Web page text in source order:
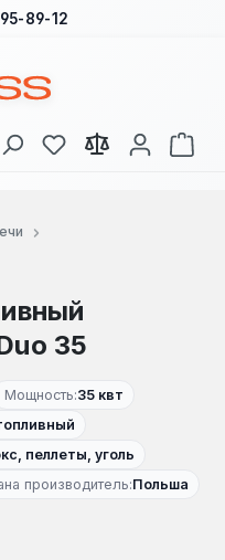
89-12
У вас есть товары
В
35
Мощность:35 квт
пеллеты, уголь
производитель:Польша